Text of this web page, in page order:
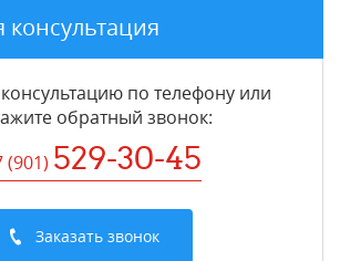
консультация
по телефону или
обратный звонок:
(901) 529-30-45
Заказать звонок